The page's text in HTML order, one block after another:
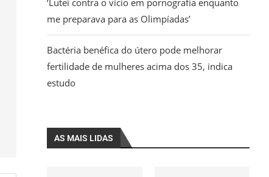
‘Lutei contra o vício em pornografia enquanto
me preparava para as Olimpíadas’
Bactéria benéfica do útero pode melhorar
fertilidade de mulheres acima dos 35, indica
estudo
AS MAIS LIDAS